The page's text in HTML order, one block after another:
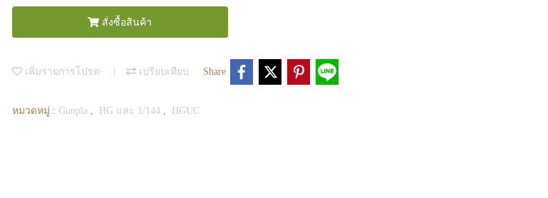
สั่งซื้อสินค้า
เพิ่มรายการโปรด เปรียบเทียบ Share
หมวดหมู่ : Gunpla HG และ 1/144 HGUC